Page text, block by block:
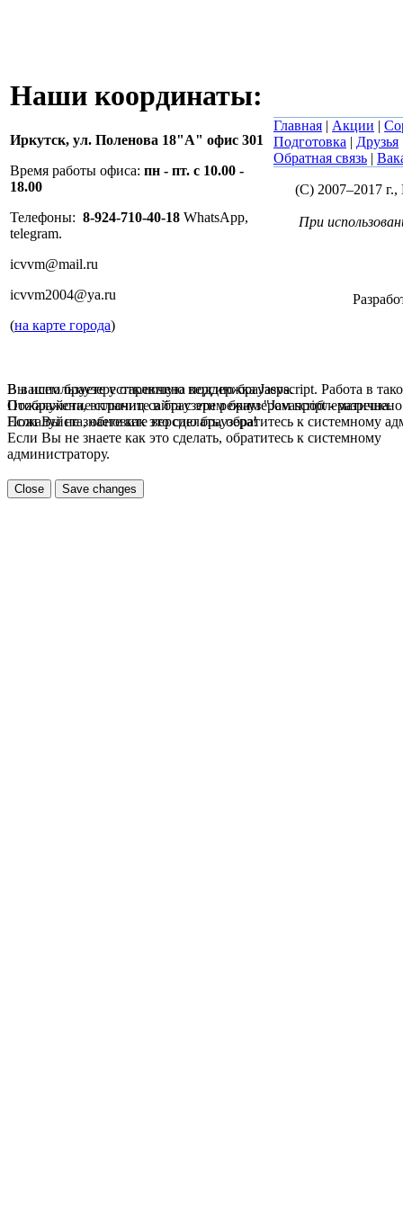
Наши координаты:
Иркутск, ул. Поленова 18"А" офис 301
Время работы офиса: пн - пт. с 10.00 -
18.00
Телефоны: 8-924-710-40-18 WhatsApp,
telegram.
icvvm@mail.ru
icvvm2004@ya.ru
(на карте города)
Главная | Акции |
Подготовка | Друзья
Обратная связь |
(C) 2007–2017
При
В вашем браузере отключена поддержка Jasvscript. Работа в
Пожалуйста, включите в браузере режим "Javascript -
Если Вы не знаете как это сделать, обратитесь к системному
Вы используете устаревшую версию браузера.
Отображение страниц сайта с этим браузером проблематична.
Пожалуйста, обновите версию браузера!
Если Вы не знаете как это сделать, обратитесь к системному
администратору.
Close Save changes